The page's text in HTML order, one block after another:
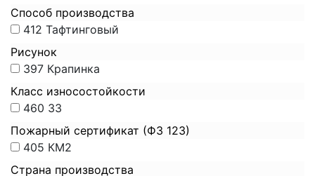
Способ производства
412 Тафтинговый
Рисунок
397 Крапинка
Класс износостойкости
460 33
Пожарный сертификат (ФЗ 123)
405 КМ2
Страна производства